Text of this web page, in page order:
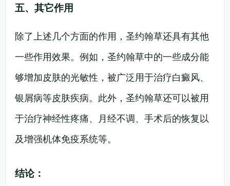
五、其它作用
除了上述几个方面的作用，圣约翰草还具有其他
一些作用效果。例如，圣约翰草中的一些成分能
够增加皮肤的光敏性，被广泛用于治疗白癜风、
银屑病等皮肤疾病。此外，圣约翰草还可以被用
于治疗神经性疼痛、月经不调、手术后的恢复以
及增强机体免疫系统等。
结论：